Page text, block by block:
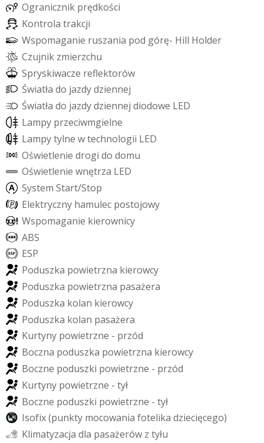
Ogranicznik prędkości
Kontrola trakcji
Wspomaganie ruszania pod górę- Hill Holder
Czujnik zmierzchu
Spryskiwacze refektorów
Światła do jazdydziennej
Światła do jazdydziennej diodowe LED
Lampy przeciwmgielne
Lampytylne wtechnologii LED
Oświetlenie drogi do domu
Oświetlenie wnętrza LED
System Start/Stop
Elektryczny hamulec postojowy
Wspomaganie kierownicy
ABS
ESP
Poduszka powietrzna kierowcy
Poduszka powietrzna pasażera
Poduszka kolan kierowcy
Poduszka kolan pasażera
Kurtyny powietrzne - przód
Boczna poduszka powietrzna kierowcy
Boczne poduszki powietrzne - przód
Kurtyny powietrzne - tył
Boczne poduszki powietrzne - tył
Isofix(punkty mocowania fotelika dziecięcego)
Klimatyzacja dla pasażerów z tyłu